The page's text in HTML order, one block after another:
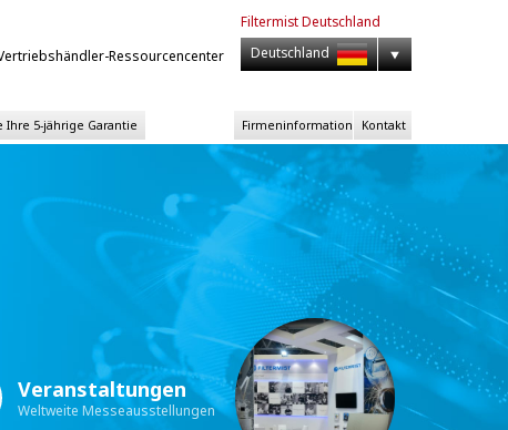
Ressourcencenter
FiltermistDeutschland
Deutschland
Ihre 5-jährige Garantie Firmeninformation Kontakt
Veranstaltungen
Weltweite Messeausstellungen